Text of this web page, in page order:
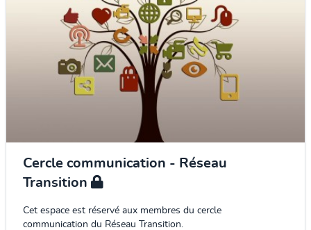
Cercle communication - Réseau
Transition
Cet espace est réservé aux membres du cercle
communication du Réseau Transition.